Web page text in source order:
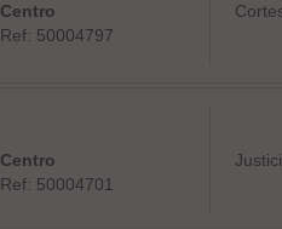
Centro
Ref: 50004797
Centro
Ref: 50004701